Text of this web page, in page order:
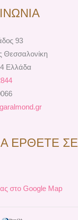
b
93
Θεσσαλονίκη
Ελλάδα
ΕΡΘΕΤΕ ΣΕ
στο Google Map